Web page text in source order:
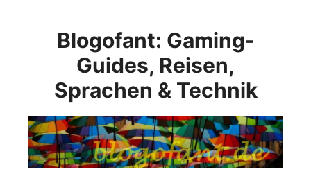
Blogofant: Gaming-
Guides, Reisen,
Sprachen & Technik